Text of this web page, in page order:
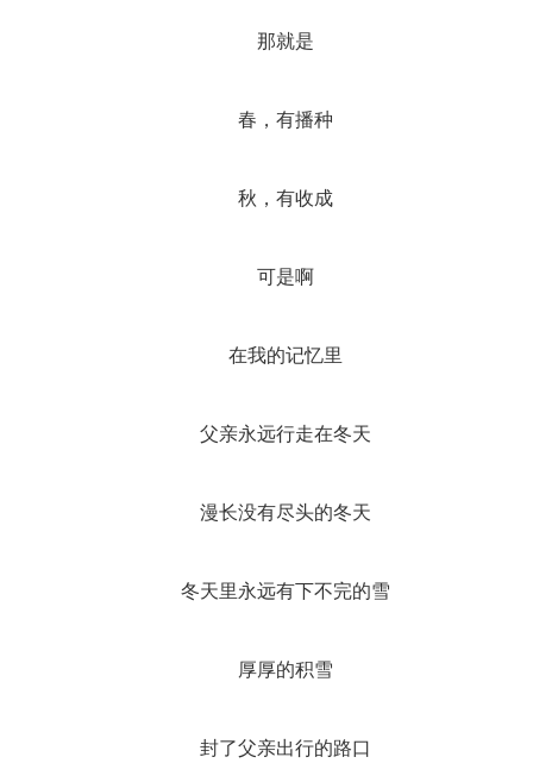
那就是
春，有播种
秋，有收成
可是啊
在我的记忆里
父亲永远行走在冬天
漫长没有尽头的冬天
冬天里永远有下不完的雪
厚厚的积雪
封了父亲出行的路口